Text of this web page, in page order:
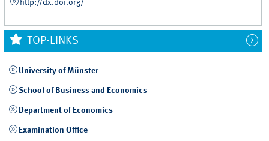
http://dx.doi.org/
TOP-LINKS
University of Münster
School of Business and Economics
Department of Economics
Examination Office